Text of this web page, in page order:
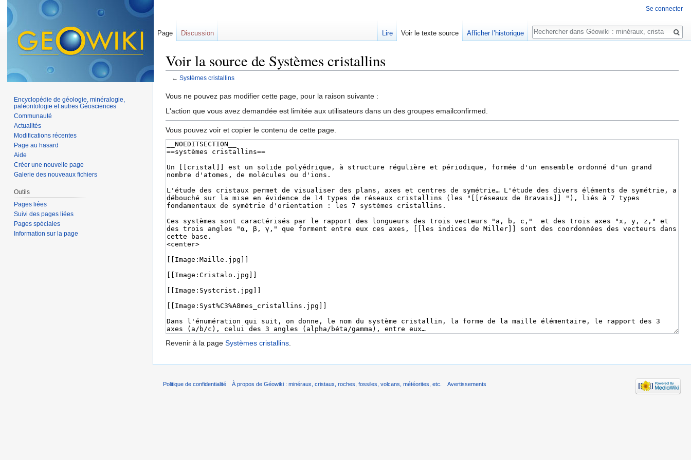
Voir la source de Systèmes cristallins
← Systèmes cristallins
Vous ne pouvez pas modifier cette page, pour la raison suivante :
L'action que vous avez demandée est limitée aux utilisateurs dans un des groupes emailconfirmed.
Vous pouvez voir et copier le contenu de cette page.
Revenir à la page Systèmes cristallins.
Se connecter
Page Discussion Lire Voir le texte source Afficher l’historique
Rechercher
Encyclopédie de géologie, minéralogie,
paléontologie et autres Géosciences
Communauté
Actualités
Modifications récentes
Page au hasard
Aide
Créer une nouvelle page
Galerie des nouveaux fichiers
Outils
Pages liées
Suivi des pages liées
Pages spéciales
Information sur la page
Politique de confidentialité À propos de Géowiki : minéraux, cristaux, roches, fossiles, volcans, météorites, etc. Avertissements